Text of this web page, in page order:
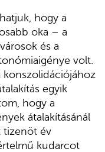
hogy a
oka – a
és a
volt.
konszolidációjához
egyik
hogy a
átalakításánál
tizenöt év
kudarcot